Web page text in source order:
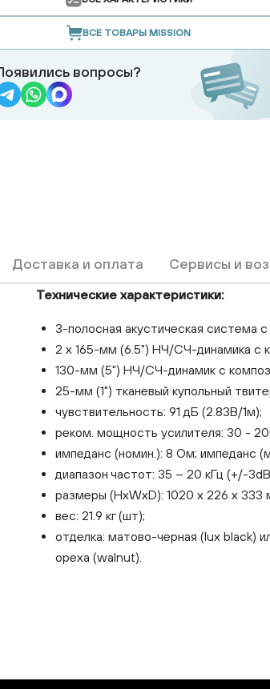
ВСЕ ТОВАРЫ MISSION
вопросы?
Доставка и оплата Сервисы и
Технические характеристики:
3-полосная акустическая система
2 х 165-мм (6.5") НЧ/СЧ-динамика с
130-мм (5") НЧ/СЧ-динамик с
25-мм (1") тканевый купольный
чувствительность: 91 дБ (2.83В/1м);
реком. мощность усилителя: 30 -
импеданс (номин.): 8 Ом; импеданс
диапазон частот: 35 – 20 кГц (+/-
размеры (HxWxD): 1020 x 226 x 333
вес: 21.9 кг (шт);
отделка: матово-черная (lux black)
ореха (walnut).